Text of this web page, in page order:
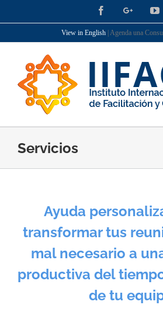
to
LinkedInFacebook
TwitterGoogle+
View in English| Agenda una
Servicios
Ayuda
transformar tus
mal necesario a
productiva del
de tu